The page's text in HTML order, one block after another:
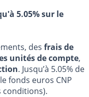
5.05% sur le
des frais de
unités de compte,
. Jusqu’à 5.05% de
fonds euros CNP
conditions).